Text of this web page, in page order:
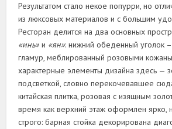
Результатом стало некое попурри, но
из люксовых материалов и с большим
Ресторан делится на два основных
«инь» и «ян»: нижний обеденный уголок
гламур, меблированный розовыми
характерные элементы дизайна здесь —
подсветкой, словно перекочевавшее
китайская плитка, розовая с изящным
время как верхний этаж оформлен ярко,
строго: барная стойка декорирована